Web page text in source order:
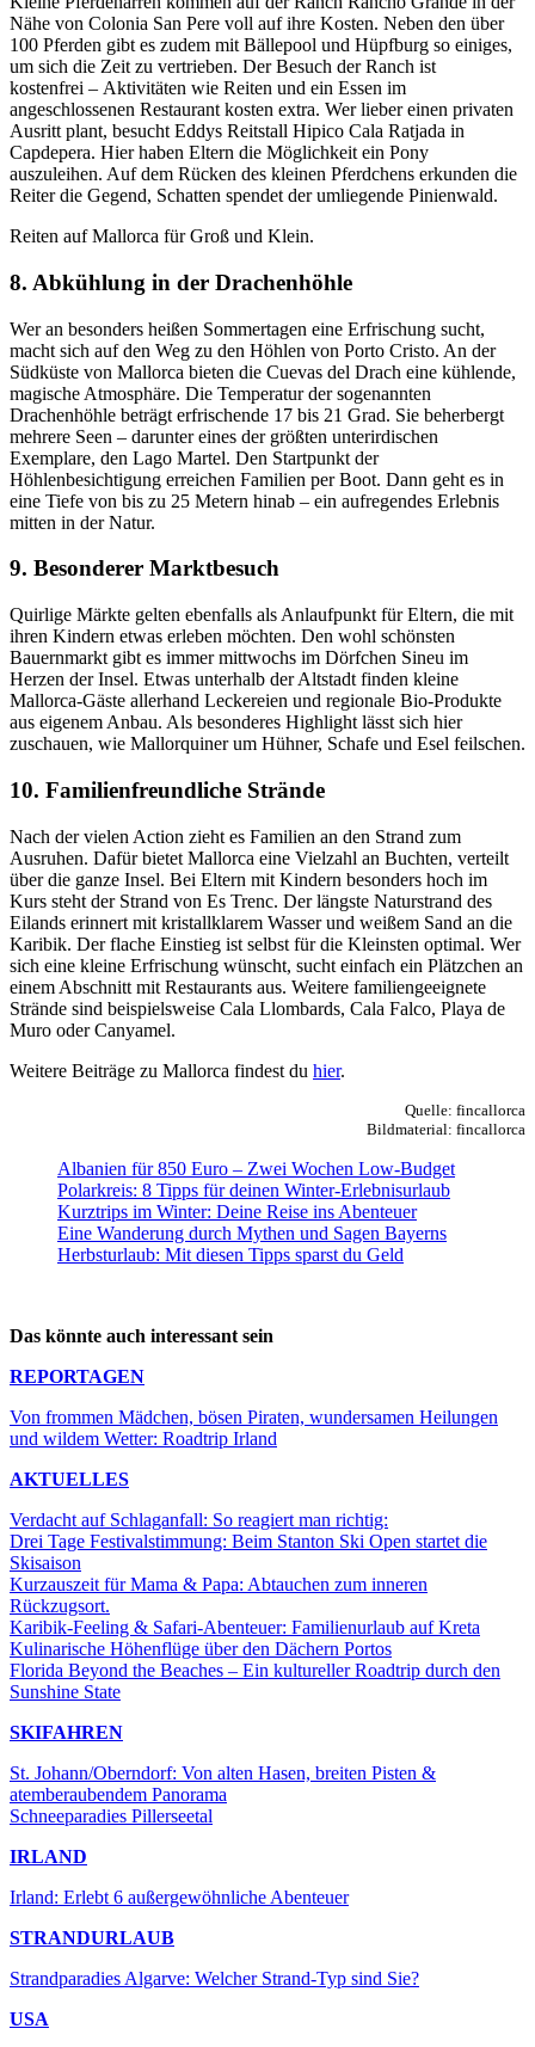
Nähe von Colonia San Pere voll auf ihre Kosten. Neben den über
100 Pferden gibt es zudem mit Bällepool und Hüpfburg so einiges,
um sich die Zeit zu vertrieben. Der Besuch der Ranch ist
kostenfrei – Aktivitäten wie Reiten und ein Essen im
angeschlossenen Restaurant kosten extra. Wer lieber einen privaten
Ausritt plant, besucht Eddys Reitstall Hipico Cala Ratjada in
Capdepera. Hier haben Eltern die Möglichkeit ein Pony
auszuleihen. Auf dem Rücken des kleinen Pferdchens erkunden die
Reiter die Gegend, Schatten spendet der umliegende Pinienwald.
Reiten auf Mallorca für Groß und Klein.
8. Abkühlung in der Drachenhöhle
Wer an besonders heißen Sommertagen eine Erfrischung sucht,
macht sich auf den Weg zu den Höhlen von Porto Cristo. An der
Südküste von Mallorca bieten die Cuevas del Drach eine kühlende,
magische Atmosphäre. Die Temperatur der sogenannten
Drachenhöhle beträgt erfrischende 17 bis 21 Grad. Sie beherbergt
mehrere Seen – darunter eines der größten unterirdischen
Exemplare, den Lago Martel. Den Startpunkt der
Höhlenbesichtigung erreichen Familien per Boot. Dann geht es in
eine Tiefe von bis zu 25 Metern hinab – ein aufregendes Erlebnis
mitten in der Natur.
9. Besonderer Marktbesuch
Quirlige Märkte gelten ebenfalls als Anlaufpunkt für Eltern, die mit
ihren Kindern etwas erleben möchten. Den wohl schönsten
Bauernmarkt gibt es immer mittwochs im Dörfchen Sineu im
Herzen der Insel. Etwas unterhalb der Altstadt finden kleine
Mallorca-Gäste allerhand Leckereien und regionale Bio-Produkte
aus eigenem Anbau. Als besonderes Highlight lässt sich hier
zuschauen, wie Mallorquiner um Hühner, Schafe und Esel feilschen.
10. Familienfreundliche Strände
Nach der vielen Action zieht es Familien an den Strand zum
Ausruhen. Dafür bietet Mallorca eine Vielzahl an Buchten, verteilt
über die ganze Insel. Bei Eltern mit Kindern besonders hoch im
Kurs steht der Strand von Es Trenc. Der längste Naturstrand des
Eilands erinnert mit kristallklarem Wasser und weißem Sand an die
Karibik. Der flache Einstieg ist selbst für die Kleinsten optimal. Wer
sich eine kleine Erfrischung wünscht, sucht einfach ein Plätzchen an
einem Abschnitt mit Restaurants aus. Weitere familiengeeignete
Strände sind beispielsweise Cala Llombards, Cala Falco, Playa de
Muro oder Canyamel.
Weitere Beiträge zu Mallorca findest du hier.
Quelle: fincallorca
Bildmaterial: fincallorca
Albanien für 850 Euro – Zwei Wochen Low-Budget
Polarkreis: 8 Tipps für deinen Winter-Erlebnisurlaub
Kurztrips im Winter: Deine Reise ins Abenteuer
Eine Wanderung durch Mythen und Sagen Bayerns
Herbsturlaub: Mit diesen Tipps sparst du Geld
Das könnte auch interessant sein
REPORTAGEN
Von frommen Mädchen, bösen Piraten, wundersamen Heilungen
und wildem Wetter: Roadtrip Irland
AKTUELLES
Verdacht auf Schlaganfall: So reagiert man richtig:
Drei Tage Festivalstimmung: Beim Stanton Ski Open startet die
Skisaison
Kurzauszeit für Mama & Papa: Abtauchen zum inneren
Rückzugsort.
Karibik-Feeling & Safari-Abenteuer: Familienurlaub auf Kreta
Kulinarische Höhenflüge über den Dächern Portos
Florida Beyond the Beaches – Ein kultureller Roadtrip durch den
Sunshine State
SKIFAHREN
St. Johann/Oberndorf: Von alten Hasen, breiten Pisten &
atemberaubendem Panorama
Schneeparadies Pillerseetal
IRLAND
Irland: Erlebt 6 außergewöhnliche Abenteuer
STRANDURLAUB
Strandparadies Algarve: Welcher Strand-Typ sind Sie?
USA